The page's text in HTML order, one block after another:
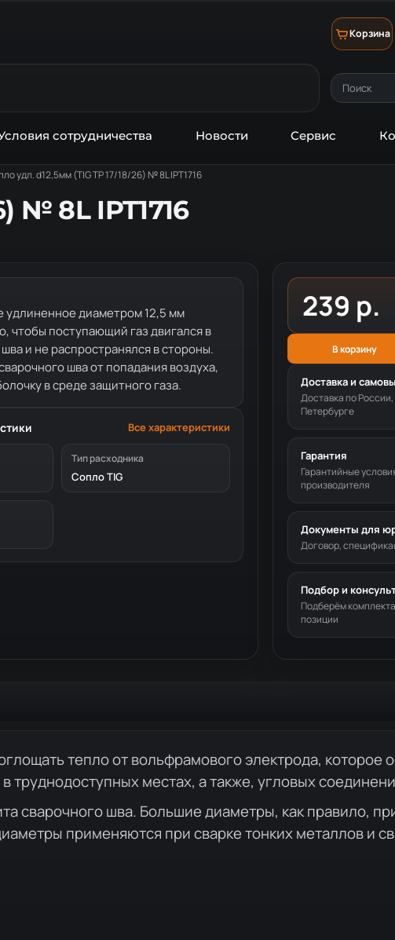
Корзина
сотрудничества Новости Сервис
удл. d12,5мм (TIG TP 17/18/26) № 8L IPT1716
№ 8L IPT1716
удлиненное диаметром 12,5 мм
чтобы поступающий газ двигался в
и не распространялся в стороны.
шва от попадания воздуха,
в среде защитного газа.
Все характеристики
Тип расходника
Сопло TIG
239 р.
В корзину
Доставка и
Доставка по
Петербурге
Гарантия
Гарантийные
производителя
Документы для
Договор,
Подбор и
Подберём
позиции
тепло от вольфрамового электрода, которое
труднодоступных местах, а также, угловых
сварочного шва. Большие диаметры, как правило,
применяются при сварке тонких металлов и